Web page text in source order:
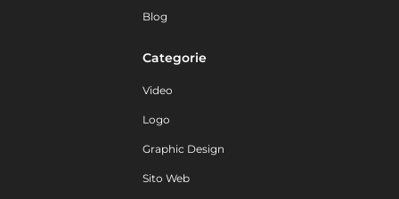
Blog
Categorie
Video
Logo
Graphic Design
Sito Web